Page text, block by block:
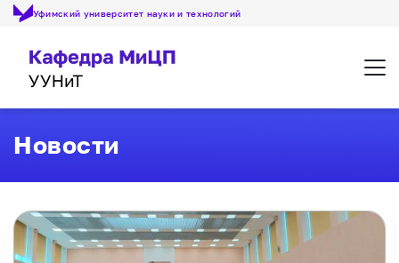
Уфимский университет науки и технологий
Новости